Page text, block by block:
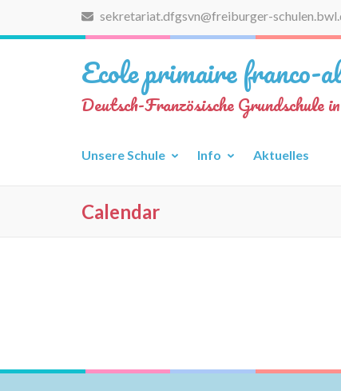
(Eingabetaste
sekretariat.dfgsvn@freiburger-
Ecole primaire franco-
Deutsch-Französische Grundschule
Unsere Schule Info Aktuelles
Calendar